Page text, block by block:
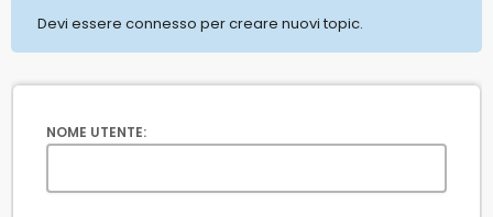
Devi essere connesso per creare nuovi topic.
NOME UTENTE: